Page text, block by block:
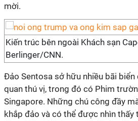
mời.
Kiến trúc bên ngoài Khách sạn
Berlinger/CNN.
Đảo Sentosa sở hữu nhiều bãi
quan thú vị, trong đó có Phim
Singapore. Những chú công đầy
khắp đảo và có thể được nhìn thấy